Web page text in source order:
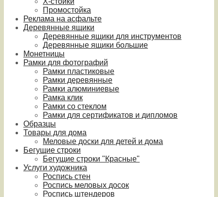
Промостойка
Реклама на асфальте
Деревянные ящики
Деревянные ящики для инструментов
Деревянные ящики большие
Монетницы
Рамки для фотографий
Рамки пластиковые
Рамки деревянные
Рамки алюминиевые
Рамка клик
Рамки со стеклом
Рамки для сертификатов и дипломов
Образцы
Товары для дома
Меловые доски для детей и дома
Бегущие строки
Бегущие строки "Красные"
Услуги художника
Роспись стен
Роспись меловых досок
Роспись штендеров